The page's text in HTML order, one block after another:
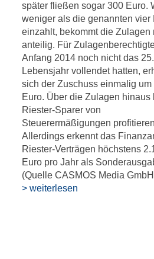
später fließen sogar 300 Euro.
weniger als die genannten vier
einzahlt, bekommt die Zulagen
anteilig. Für
Anfang 2014 noch nicht das 25.
Lebensjahr vollendet hatten,
sich der Zuschuss einmalig um
Euro. Über die Zulagen hinaus
Riester-Sparer von
Steuerermäßigungen
Allerdings erkennt das
Riester-Verträgen höchstens
Euro pro Jahr als
(Quelle CASMOS Media
> weiterlesen